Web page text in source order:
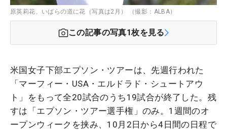
原英莉花、いばらの道に花（写真は2月） （撮影：ALBA）
この記事の写真1枚を見る
米国女子下部エプソン・ツアーは、先週行われた
「マーフィー・USA・エルドラド・シュートアウ
ト」をもって全20試合のうち19試合が終了した。残
すは「エプソン・ツアー選手権」のみ。1週間のオ
ープンウィークを挟み、10月2日から4日間の日程で